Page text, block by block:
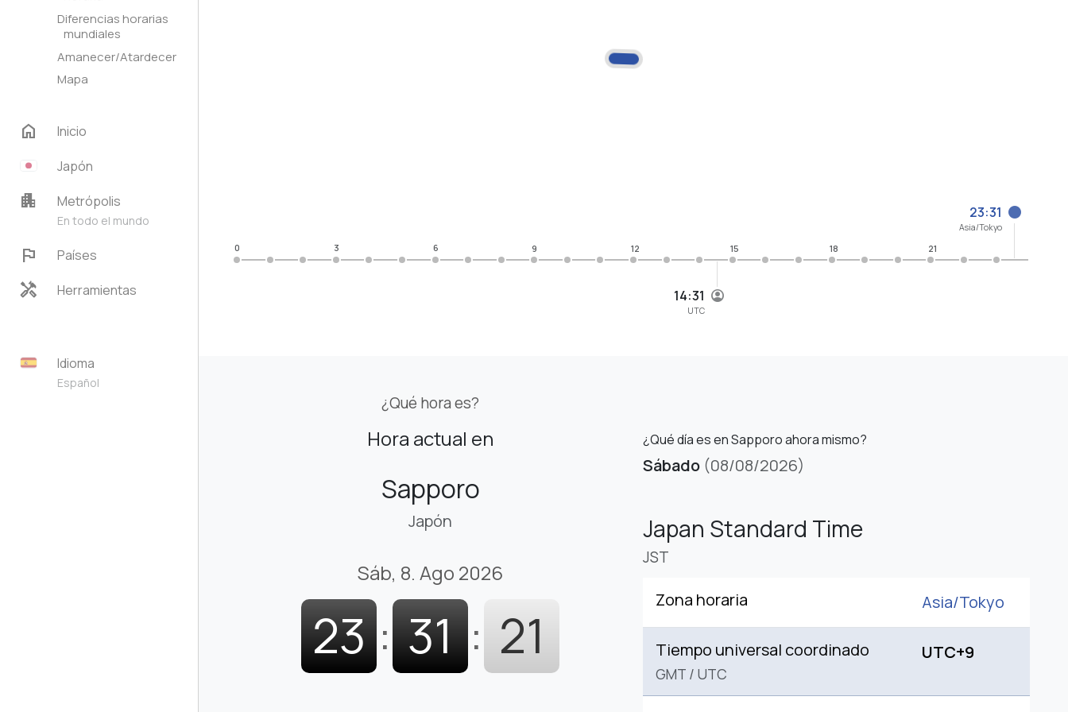
Diferencias horarias
mundiales
Amanecer/Atardecer
Mapa
home
Inicio
Japón
apartment Metrópolis
En todo el mundo
flag Países
handyman Herramientas
Idioma
Español
14:31
UTC
23:31
Asia/Tokyo
0 3 6 9 12 15 18 21
¿Qué hora es?
Hora actual en
Sapporo
Japón
Sáb, 8. Ago 2026
23 : 31 : 22
¿Qué día es en Sapporo ahora mismo?
Sábado (08/08/2026)
Japan Standard Time
JST
Zona horaria Asia/Tokyo
Tiempo universal coordinado
GMT / UTC
UTC+9